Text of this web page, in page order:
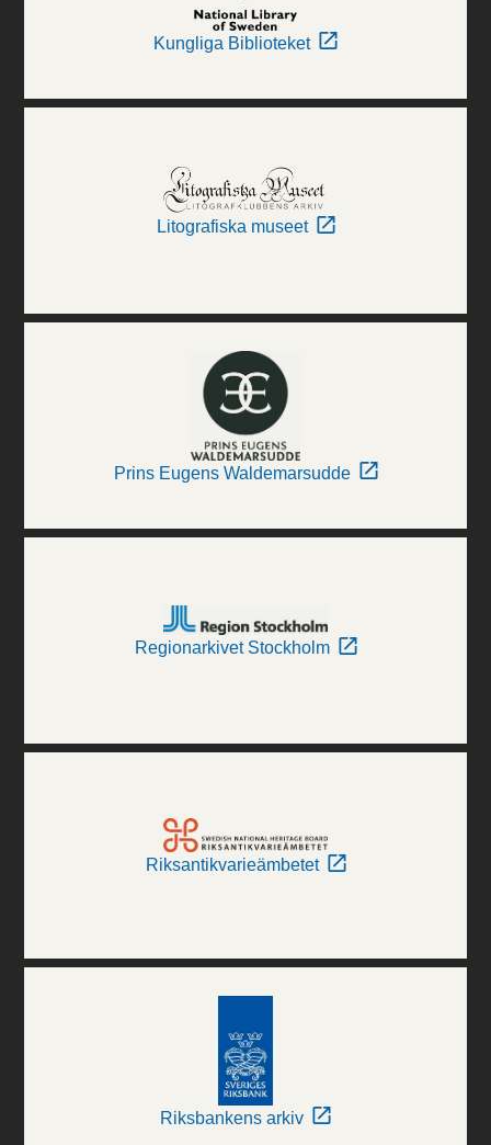
Kungliga Biblioteket
Litografiska museet
Prins Eugens Waldemarsudde
Regionarkivet Stockholm
Riksantikvarieämbetet
Riksbankens arkiv